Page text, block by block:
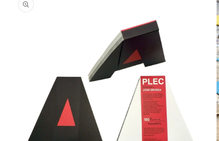
información
del producto